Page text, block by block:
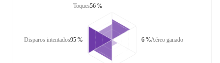
Toques56 %
Disparos intentados95 % Aéreo ganado
6 %